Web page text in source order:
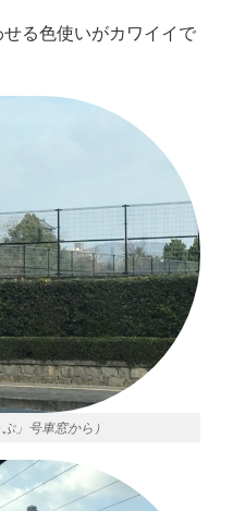
る色使いがカワイイで
」号車窓から）